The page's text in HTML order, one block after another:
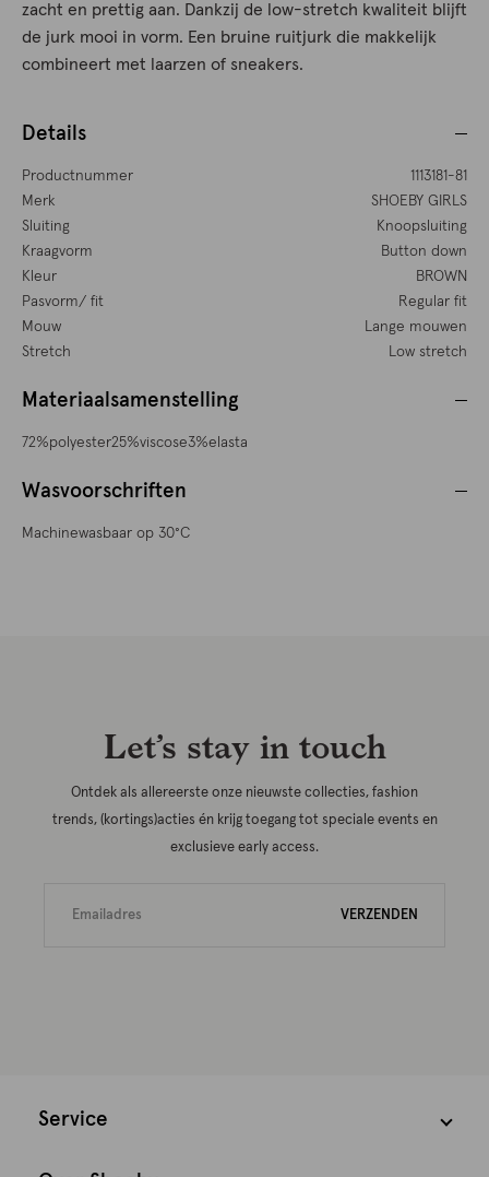
zacht en prettig aan. Dankzij de low-stretch kwaliteit blijft
de jurk mooi in vorm. Een bruine ruitjurk die makkelijk
combineert met laarzen of sneakers.
Details
Productnummer
1113181-81
Merk
SHOEBY GIRLS
Sluiting
Knoopsluiting
Kraagvorm
Button down
Kleur
BROWN
Pasvorm/ fit
Regular fit
Mouw
Lange mouwen
Stretch
Low stretch
Materiaalsamenstelling
72%polyester25%viscose3%elasta
Wasvoorschriften
Machinewasbaar op 30°C
Let’s stay in touch
Ontdek als allereerste onze nieuwste collecties, fashion
trends, (kortings)acties én krijg toegang tot speciale events en
exclusieve early access.
VERZENDEN
Service